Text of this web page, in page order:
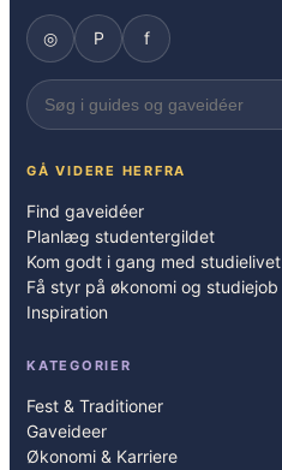
◎ P f
GÅ VIDERE HERFRA
Find gaveidéer
Planlæg studentergildet
Kom godt i gang med studielivet
Få styr på økonomi og studiejob
Inspiration
KATEGORIER
Fest & Traditioner
Gaveideer
Økonomi & Karriere